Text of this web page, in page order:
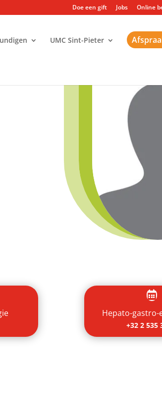
Doe een gift Jobs Online
UMC Sint-Pieter

Hepato-
+32 2 535